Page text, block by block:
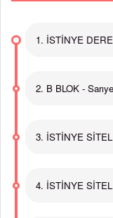
1. İSTİNYE
2. B BLOK -
3. İSTİNYE
4. İSTİNYE